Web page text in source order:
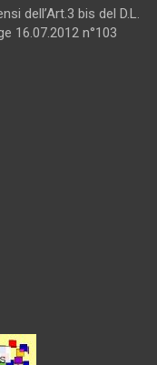
dell’Art.3 bis del D.L.
16.07.2012 n°103